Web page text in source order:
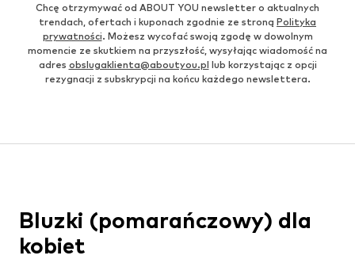
Chcę otrzymywać od ABOUT YOU newsletter o aktualnych
trendach, ofertach i kuponach zgodnie ze stroną Polityka
prywatności. Możesz wycofać swoją zgodę w dowolnym
momencie ze skutkiem na przyszłość, wysyłając wiadomość na
adres obslugaklienta@aboutyou.pl lub korzystając z opcji
rezygnacji z subskrypcji na końcu każdego newslettera.
Bluzki (pomarańczowy) dla
kobiet